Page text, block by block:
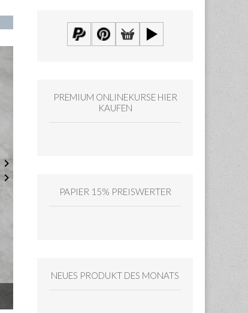
PREMIUM ONLINEKURSE HIER
KAUFEN
PAPIER 15% PREISWERTER
NEUES PRODUKT DES MONATS